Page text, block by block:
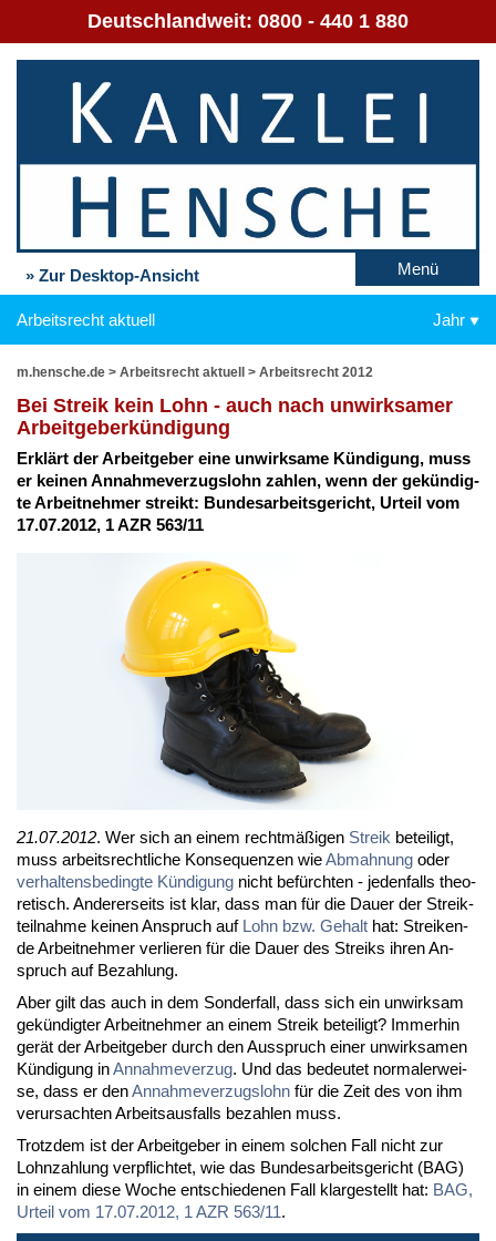
Deutschlandweit: 0800 - 440 1 880
» Zur Desktop-Ansicht Menü
Arbeitsrecht aktuell Jahr
m.hensche.de > Arbeitsrecht aktuell > Arbeitsrecht 2012
Bei Streik kein Lohn - auch nach un­wirk­sa­mer
Ar­beit­ge­ber­kün­di­gung
Er­klärt der Ar­beit­ge­ber ei­ne un­wirk­sa­me Kün­di­gung, muss
er kei­nen An­nah­me­ver­zugs­lohn zah­len, wenn der ge­kün­dig­
te Ar­beit­neh­mer streikt: Bun­des­ar­beits­ge­richt, Ur­teil vom
17.07.2012, 1 AZR 563/11
21.07.2012. Wer sich an ei­nem recht­mä­ßi­gen Streik be­tei­ligt,
muss ar­beits­recht­li­che Kon­se­quen­zen wieAb­mah­nung oder
ver­hal­tens­be­ding­te Kün­di­gung nicht be­fürch­ten - je­den­falls theo­
re­tisch. An­de­rer­seits ist klar, dass man für die Dau­er der Streik­
teil­nah­me kei­nen An­spruch auf Lohn bzw. Ge­halt hat: Strei­ken­
de Ar­beit­neh­mer ver­lie­ren für die Dau­er des Streiks ih­ren An­
spruch auf Be­zah­lung.
Aber gilt das auch in dem Son­der­fall, dass sich ein un­wirk­sam
ge­kün­dig­ter Ar­beit­neh­mer an ei­nem Streik be­tei­ligt? Im­mer­hin
ge­rät der Ar­beit­ge­ber durch den Aus­spruch ei­ner un­wirk­sa­men
Kün­di­gung inAn­nah­me­ver­zug. Und das be­deu­tet nor­ma­ler­wei­
se, dass er denAn­nah­me­ver­zugs­lohn für die Zeit des von ihm
ver­ur­sach­ten Ar­beits­aus­falls be­zah­len muss.
Trotz­dem ist der Ar­beit­ge­ber in ei­nem sol­chen Fall nicht zur
Lohn­zah­lung ver­pflich­tet, wie das Bun­des­ar­beits­ge­richt (BAG)
in ei­nem die­se Wo­che ent­schie­de­nen Fall klar­ge­stellt hat: BAG,
Ur­teil vom 17.07.2012, 1 AZR 563/11.